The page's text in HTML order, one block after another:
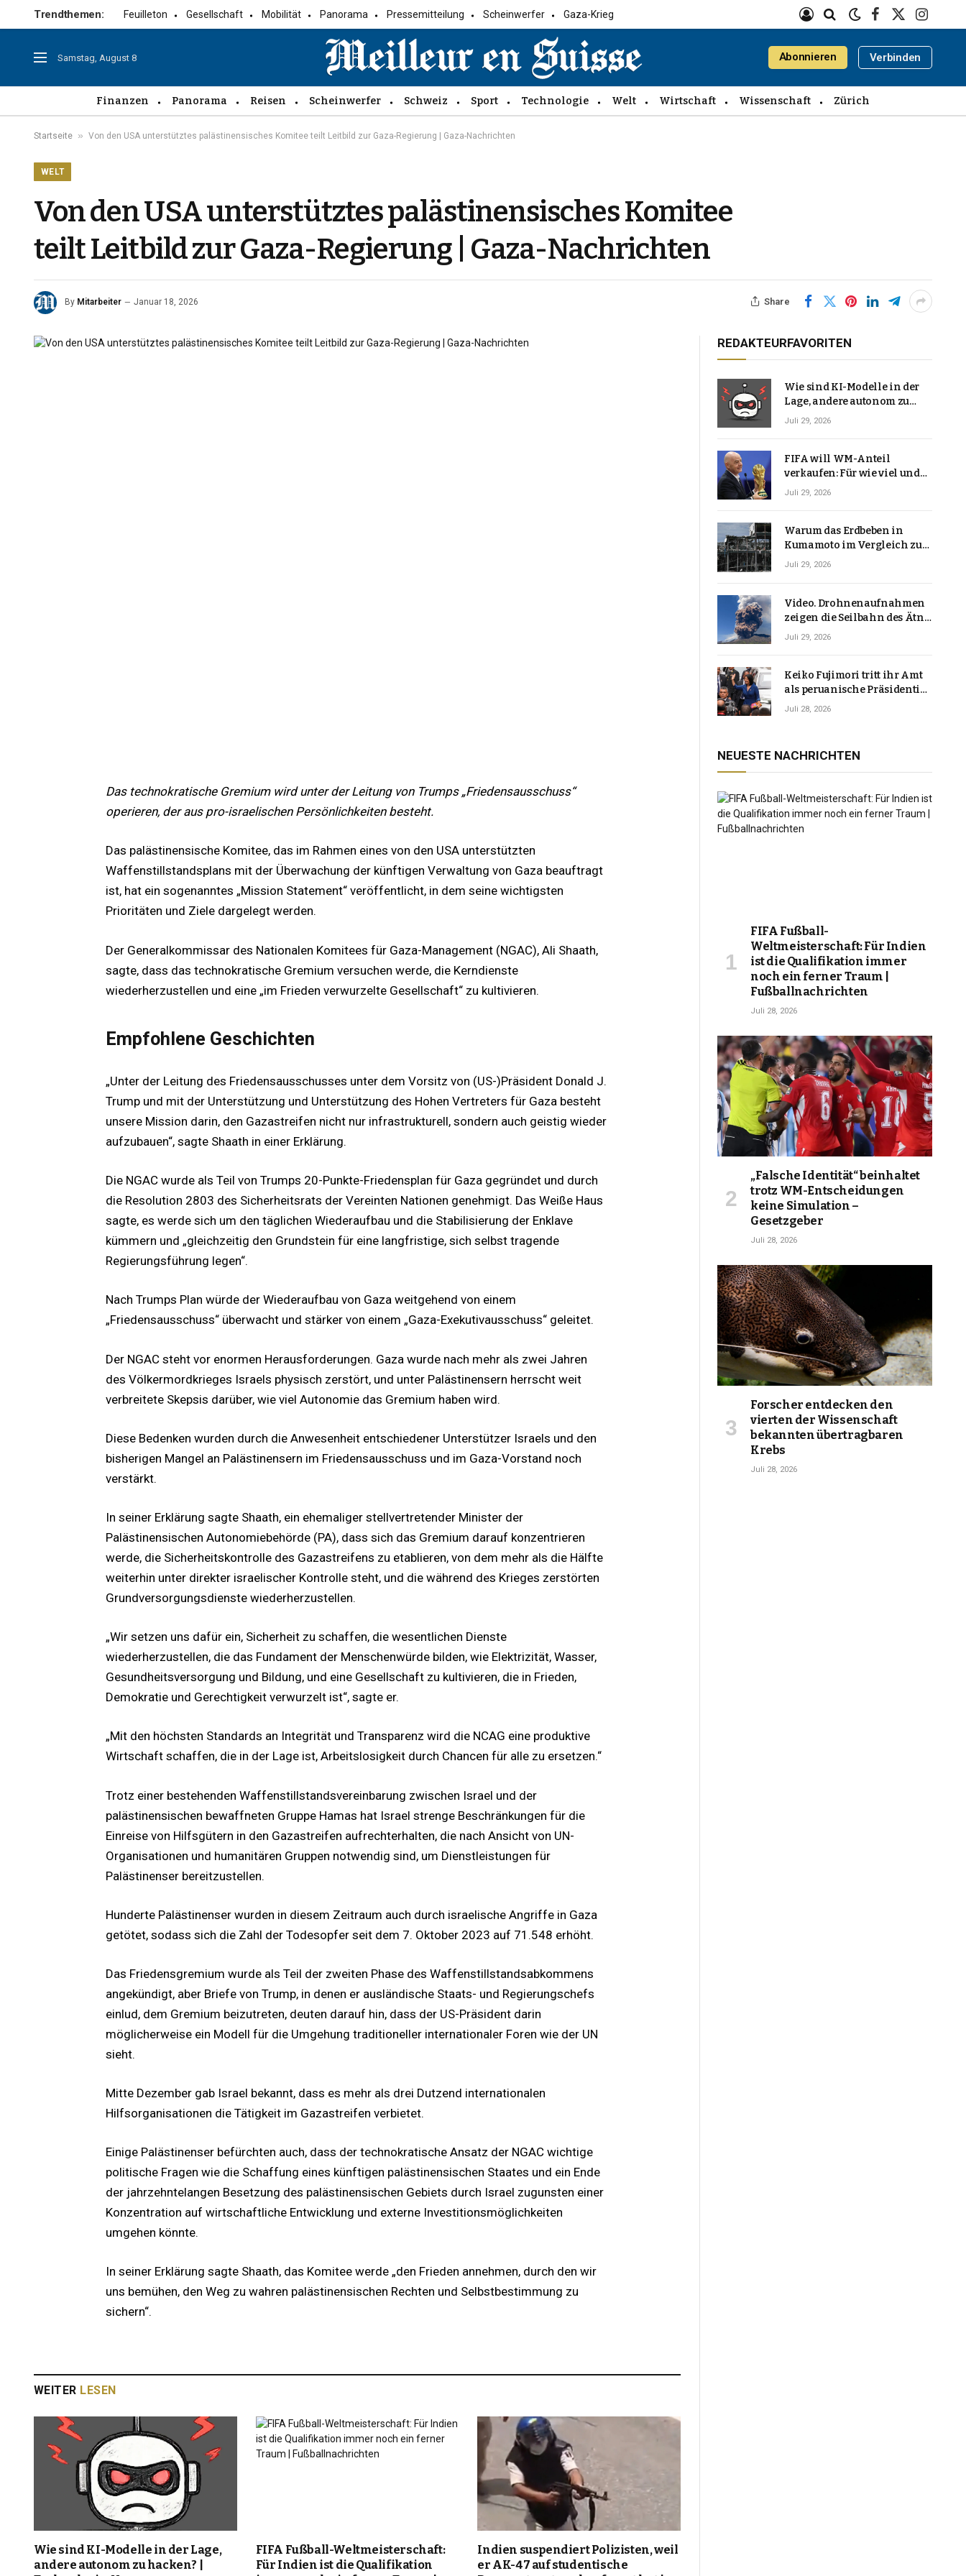
Trendthemen: Feuilleton Gesellschaft Mobilität Panorama Pressemitteilung Scheinwerfer Gaza-Krieg
Facebook
X
Samstag, August 8 Abonnieren Verbinden
Finanzen Panorama Reisen Scheinwerfer Schweiz Sport Technologie Welt Wirtschaft Wissenschaft Zürich
Startseite » Von den USA unterstütztes palästinensisches Komitee teilt Leitbild zur Gaza-Regierung | Gaza-Nachrichten
WELT
Von den USA unterstütztes palästinensisches Komitee
teilt Leitbild zur Gaza-Regierung | Gaza-Nachrichten
By Mitarbeiter Januar 18, 2026 Share
Das technokratische Gremium wird unter der Leitung von Trumps „Friedensausschuss“
operieren, der aus pro-israelischen Persönlichkeiten besteht.
Das palästinensische Komitee, das im Rahmen eines von den USA unterstützten
Waffenstillstandsplans mit der Überwachung der künftigen Verwaltung von Gaza beauftragt
ist, hat ein sogenanntes „Mission Statement“ veröffentlicht, in dem seine wichtigsten
Prioritäten und Ziele dargelegt werden.
Der Generalkommissar des Nationalen Komitees für Gaza-Management (NGAC), Ali Shaath,
sagte, dass das technokratische Gremium versuchen werde, die Kerndienste
wiederherzustellen und eine „im Frieden verwurzelte Gesellschaft“ zu kultivieren.
Empfohlene Geschichten
„Unter der Leitung des Friedensausschusses unter dem Vorsitz von (US-)Präsident Donald J.
Trump und mit der Unterstützung und Unterstützung des Hohen Vertreters für Gaza besteht
unsere Mission darin, den Gazastreifen nicht nur infrastrukturell, sondern auch geistig wieder
aufzubauen“, sagte Shaath in einer Erklärung.
Die NGAC wurde als Teil von Trumps 20-Punkte-Friedensplan für Gaza gegründet und durch
die Resolution 2803 des Sicherheitsrats der Vereinten Nationen genehmigt. Das Weiße Haus
sagte, es werde sich um den täglichen Wiederaufbau und die Stabilisierung der Enklave
kümmern und „gleichzeitig den Grundstein für eine langfristige, sich selbst tragende
Regierungsführung legen“.
Nach Trumps Plan würde der Wiederaufbau von Gaza weitgehend von einem
„Friedensausschuss“ überwacht und stärker von einem „Gaza-Exekutivausschuss“ geleitet.
Der NGAC steht vor enormen Herausforderungen. Gaza wurde nach mehr als zwei Jahren
des Völkermordkrieges Israels physisch zerstört, und unter Palästinensern herrscht weit
verbreitete Skepsis darüber, wie viel Autonomie das Gremium haben wird.
Diese Bedenken wurden durch die Anwesenheit entschiedener Unterstützer Israels und den
bisherigen Mangel an Palästinensern im Friedensausschuss und im Gaza-Vorstand noch
verstärkt.
In seiner Erklärung sagte Shaath, ein ehemaliger stellvertretender Minister der
Palästinensischen Autonomiebehörde (PA), dass sich das Gremium darauf konzentrieren
werde, die Sicherheitskontrolle des Gazastreifens zu etablieren, von dem mehr als die Hälfte
weiterhin unter direkter israelischer Kontrolle steht, und die während des Krieges zerstörten
Grundversorgungsdienste wiederherzustellen.
„Wir setzen uns dafür ein, Sicherheit zu schaffen, die wesentlichen Dienste
wiederherzustellen, die das Fundament der Menschenwürde bilden, wie Elektrizität, Wasser,
Gesundheitsversorgung und Bildung, und eine Gesellschaft zu kultivieren, die in Frieden,
Demokratie und Gerechtigkeit verwurzelt ist“, sagte er.
„Mit den höchsten Standards an Integrität und Transparenz wird die NCAG eine produktive
Wirtschaft schaffen, die in der Lage ist, Arbeitslosigkeit durch Chancen für alle zu ersetzen.“
Trotz einer bestehenden Waffenstillstandsvereinbarung zwischen Israel und der
palästinensischen bewaffneten Gruppe Hamas hat Israel strenge Beschränkungen für die
Einreise von Hilfsgütern in den Gazastreifen aufrechterhalten, die nach Ansicht von UN-
Organisationen und humanitären Gruppen notwendig sind, um Dienstleistungen für
Palästinenser bereitzustellen.
Hunderte Palästinenser wurden in diesem Zeitraum auch durch israelische Angriffe in Gaza
getötet, sodass sich die Zahl der Todesopfer seit dem 7. Oktober 2023 auf 71.548 erhöht.
Das Friedensgremium wurde als Teil der zweiten Phase des Waffenstillstandsabkommens
angekündigt, aber Briefe von Trump, in denen er ausländische Staats- und Regierungschefs
einlud, dem Gremium beizutreten, deuten darauf hin, dass der US-Präsident darin
möglicherweise ein Modell für die Umgehung traditioneller internationaler Foren wie der UN
sieht.
Mitte Dezember gab Israel bekannt, dass es mehr als drei Dutzend internationalen
Hilfsorganisationen die Tätigkeit im Gazastreifen verbietet.
Einige Palästinenser befürchten auch, dass der technokratische Ansatz der NGAC wichtige
politische Fragen wie die Schaffung eines künftigen palästinensischen Staates und ein Ende
der jahrzehntelangen Besetzung des palästinensischen Gebiets durch Israel zugunsten einer
Konzentration auf wirtschaftliche Entwicklung und externe Investitionsmöglichkeiten
umgehen könnte.
In seiner Erklärung sagte Shaath, das Komitee werde „den Frieden annehmen, durch den wir
uns bemühen, den Weg zu wahren palästinensischen Rechten und Selbstbestimmung zu
sichern“.
WEITER LESEN
Wie sind KI-Modelle in der Lage,
andere autonom zu hacken? |
FIFA Fußball-Weltmeisterschaft:
Für Indien ist die Qualifikation
Indien suspendiert Polizisten, weil
er AK-47 auf studentische
REDAKTEURFAVORITEN
Wie sind KI-Modelle in der
Lage, andere autonom zu
hacken? | Technologie-News
Juli 29, 2026
FIFA will WM-Anteil
verkaufen: Für wie viel und
warum macht Gianni
Juli 29, 2026
Warum das Erdbeben in
Kumamoto im Vergleich zu
den meisten Erdbeben, die
Juli 29, 2026
Video. Drohnenaufnahmen
zeigen die Seilbahn des Ätna
über einer Vulkanlandschaft
Juli 29, 2026
Keiko Fujimori tritt ihr Amt
als peruanische Präsidentin
an und verspricht, das
Juli 28, 2026
NEUESTE NACHRICHTEN
FIFA Fußball-
Weltmeisterschaft: Für Indien
ist die Qualifikation immer
noch ein ferner Traum |
Fußballnachrichten
Juli 28, 2026
„Falsche Identität“ beinhaltet
trotz WM-Entscheidungen
keine Simulation –
Gesetzgeber
Juli 28, 2026
Forscher entdecken den
vierten der Wissenschaft
bekannten übertragbaren
Krebs
Juli 28, 2026